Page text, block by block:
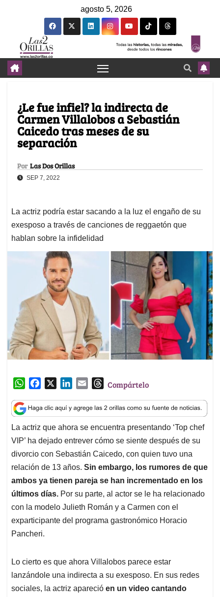
agosto 5, 2026
¿Le fue infiel? la indirecta de
Carmen Villalobos a Sebastián
Caicedo tras meses de su
separación
Por Las Dos Orillas
SEP 7, 2022
La actriz podría estar sacando a la luz el engaño de su
exesposo a través de canciones de reggaetón que
hablan sobre la infidelidad
W
a
t
s
A
p
p
c
e
b
o
o
k
n
k
e
d
I
n
a
i
l
T
r
e
a
d
s
Compártelo
La actriz que ahora se encuentra presentando ‘Top chef
VIP’ ha dejado entrever cómo se siente después de su
divorcio con Sebastián Caicedo, con quien tuvo una
relación de 13 años. Sin embargo, los rumores de que
ambos ya tienen pareja se han incrementado en los
últimos días. Por su parte, al actor se le ha relacionado
con la modelo Julieth Román y a Carmen con el
exparticipante del programa gastronómico Horacio
Pancheri.
Lo cierto es que ahora Villalobos parece estar
lanzándole una indirecta a su exesposo. En sus redes
sociales, la actriz apareció en un video cantando